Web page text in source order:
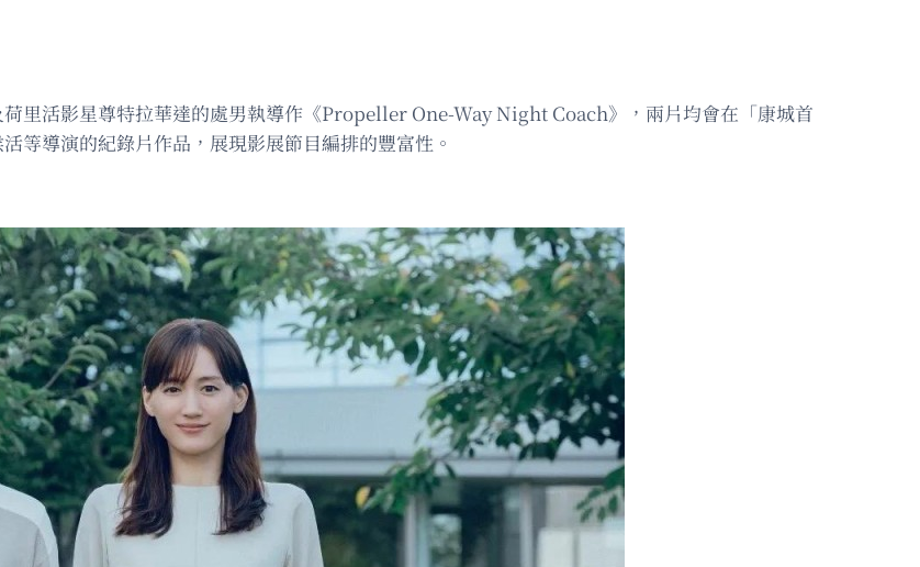
里活影星尊特拉華達的處男執導作《Propeller One-Way Night Coach》，兩片均會在「康城首
等導演的紀錄片作品，展現影展節目編排的豐富性。